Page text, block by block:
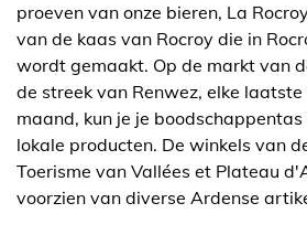
proeven van onze bieren, La
van de kaas van Rocroy die in
wordt gemaakt. Op de markt van
de streek van Renwez, elke
maand, kun je je
lokale producten. De winkels van
Toerisme van Vallées et Plateau
voorzien van diverse Ardense